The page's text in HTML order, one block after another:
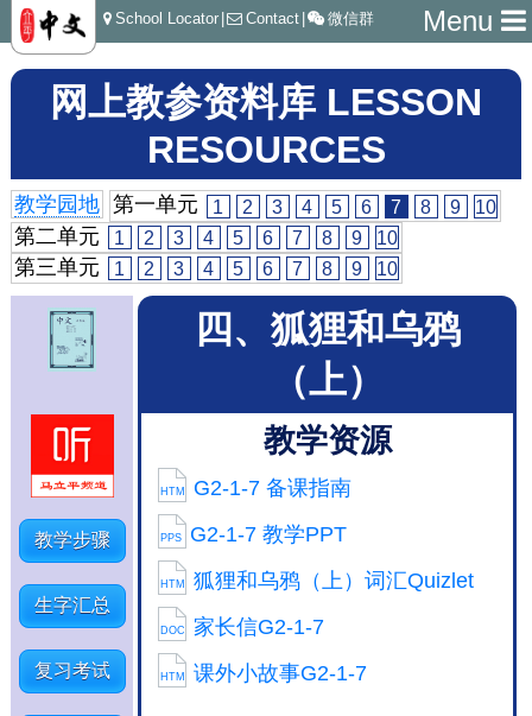
Menu
School Locator Contact 微信群
网上教参资料库 LESSON
RESOURCES
教学园地 第一单元 1 2 3 4 5 6 7 8 9 10
第二单元 1 2 3 4 5 6 7 8 9 10
第三单元 1 2 3 4 5 6 7 8 9 10
教学步骤
生字汇总
复习考试
四、狐狸和乌鸦
（上）
教学资源
HTM G2-1-7 备课指南
PPS G2-1-7 教学PPT
HTM 狐狸和乌鸦（上）词汇Quizlet
DOC 家长信G2-1-7
HTM 课外小故事G2-1-7